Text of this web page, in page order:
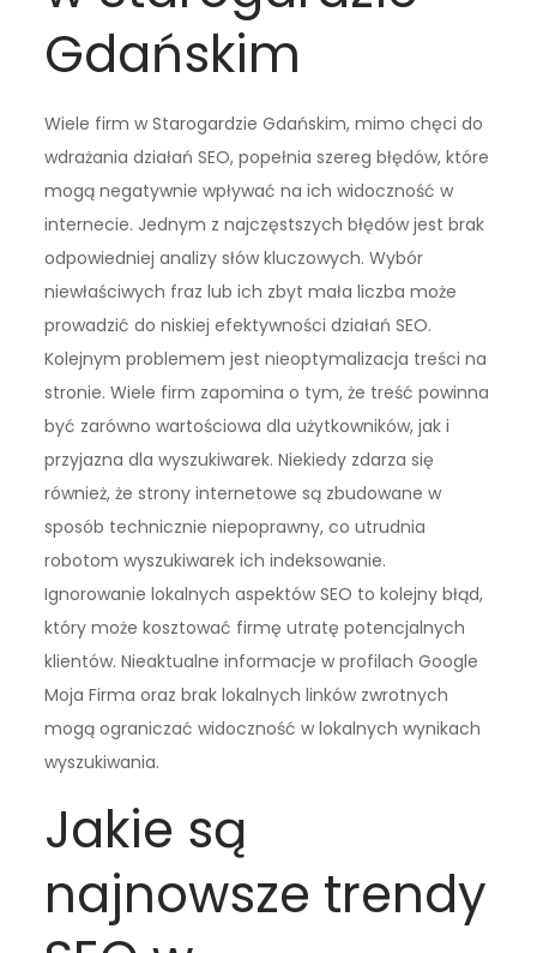
Gdańskim
Wiele firm w Starogardzie Gdańskim, mimo chęci do
wdrażania działań SEO, popełnia szereg błędów, które
mogą negatywnie wpływać na ich widoczność w
internecie. Jednym z najczęstszych błędów jest brak
odpowiedniej analizy słów kluczowych. Wybór
niewłaściwych fraz lub ich zbyt mała liczba może
prowadzić do niskiej efektywności działań SEO.
Kolejnym problemem jest nieoptymalizacja treści na
stronie. Wiele firm zapomina o tym, że treść powinna
być zarówno wartościowa dla użytkowników, jak i
przyjazna dla wyszukiwarek. Niekiedy zdarza się
również, że strony internetowe są zbudowane w
sposób technicznie niepoprawny, co utrudnia
robotom wyszukiwarek ich indeksowanie.
Ignorowanie lokalnych aspektów SEO to kolejny błąd,
który może kosztować firmę utratę potencjalnych
klientów. Nieaktualne informacje w profilach Google
Moja Firma oraz brak lokalnych linków zwrotnych
mogą ograniczać widoczność w lokalnych wynikach
wyszukiwania.
Jakie są
najnowsze trendy